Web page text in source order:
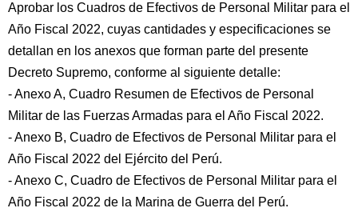
Aprobar los Cuadros de Efectivos de Personal Militar para el
Año Fiscal 2022, cuyas cantidades y especificaciones se
detallan en los anexos que forman parte del presente
Decreto Supremo, conforme al siguiente detalle:
- Anexo A, Cuadro Resumen de Efectivos de Personal
Militar de las Fuerzas Armadas para el Año Fiscal 2022.
- Anexo B, Cuadro de Efectivos de Personal Militar para el
Año Fiscal 2022 del Ejército del Perú.
- Anexo C, Cuadro de Efectivos de Personal Militar para el
Año Fiscal 2022 de la Marina de Guerra del Perú.